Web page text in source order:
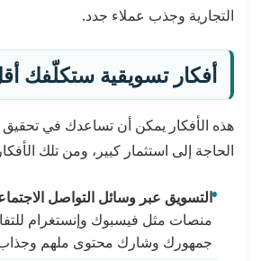
التجارية وجذب عملاء جدد.
أفكار تسويقية ستكلّفك
هذه الأفكار يمكن أن تساعدك في تحقيق
الحاجة إلى استثمار كبير، ومن تلك
التسويق عبر وسائل التواصل
منصات مثل فيسبوك وإنستغرام
جمهورك وشارك محتوى ملهم